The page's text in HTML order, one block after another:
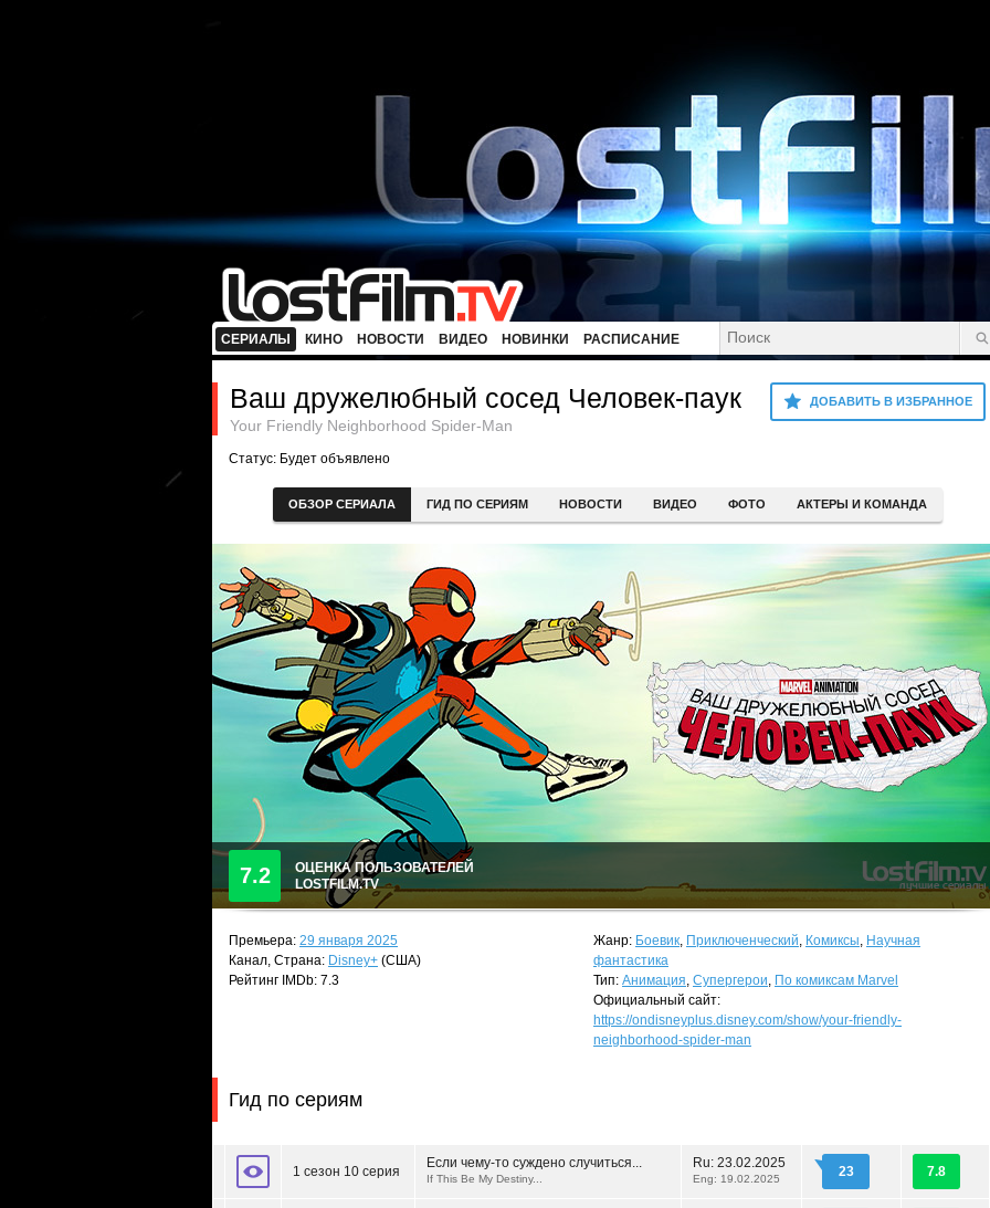
СЕРИАЛЫ КИНО НОВОСТИ ВИДЕО НОВИНКИ РАСПИСАНИЕ
ДОБАВИТЬ В ИЗБРАННОЕ
Ваш дружелюбный сосед Человек-паук
Your Friendly Neighborhood Spider-Man
Статус: Будет объявлено
ОБЗОР СЕРИАЛА ГИД ПО СЕРИЯМ НОВОСТИ ВИДЕО ФОТО АКТЕРЫ И КОМАНДА
7.2
ОЦЕНКА ПОЛЬЗОВАТЕЛЕЙ
LOSTFILM.TV
Премьера: 29 января 2025
Канал, Страна: Disney+ (США)
Рейтинг IMDb: 7.3
Жанр: Боевик, Приключенческий, Комиксы, Научная
фантастика
Тип: Анимация, Супергерои, По комиксам Marvel
Официальный сайт:
https://ondisneyplus.disney.com/show/your-friendly-
neighborhood-spider-man
Гид по сериям
1 сезон 10 серия
Если чему-то суждено случиться...
If This Be My Destiny...
Ru: 23.02.2025
Eng: 19.02.2025 23 7.8